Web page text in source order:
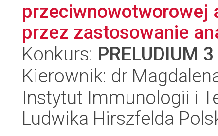
przeciwnowotworowej
przez zastosowanie
Konkurs: PRELUDIUM 3
Kierownik: dr
Instytut Immunologii i
Ludwika Hirszfelda